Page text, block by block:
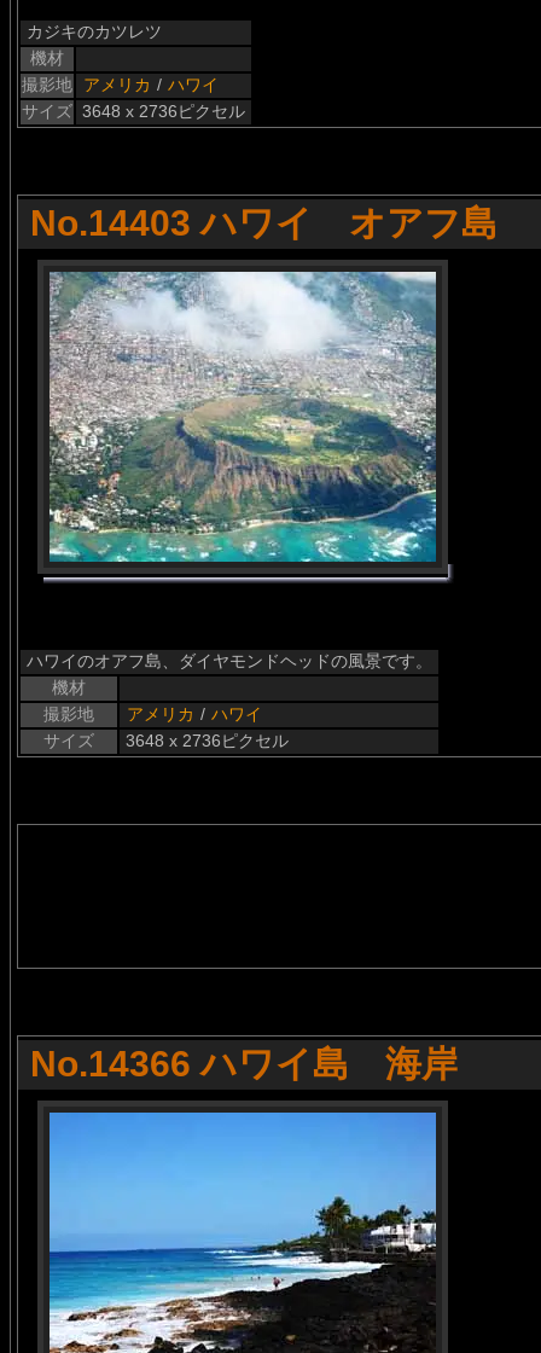
カジキのカツレツ
機材
撮影地
アメリカ / ハワイ
サイズ 3648 x 2736ピクセル
No.14403 ハワイ オアフ島
ハワイのオアフ島、ダイヤモンドヘッドの風景です。
機材
撮影地
アメリカ / ハワイ
サイズ
3648 x 2736ピクセル
No.14366 ハワイ島 海岸